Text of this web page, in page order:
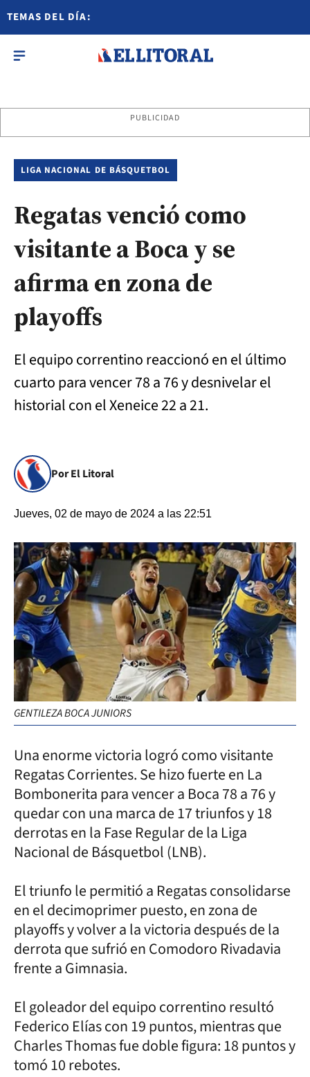
TEMAS DEL DÍA:
PUBLICIDAD
LIGA NACIONAL DE BÁSQUETBOL
Regatas venció como
visitante a Boca y se
afirma en zona de
playoffs
El equipo correntino reaccionó en el último
cuarto para vencer 78 a 76 y desnivelar el
historial con el Xeneice 22 a 21.
Por El Litoral
Jueves, 02 de mayo de 2024 a las 22:51
GENTILEZA BOCA JUNIORS
Una enorme victoria logró como visitante
Regatas Corrientes. Se hizo fuerte en La
Bombonerita para vencer a Boca 78 a 76 y
quedar con una marca de 17 triunfos y 18
derrotas en la Fase Regular de la Liga
Nacional de Básquetbol (LNB).
El triunfo le permitió a Regatas consolidarse
en el decimoprimer puesto, en zona de
playoffs y volver a la victoria después de la
derrota que sufrió en Comodoro Rivadavia
frente a Gimnasia.
El goleador del equipo correntino resultó
Federico Elías con 19 puntos, mientras que
Charles Thomas fue doble figura: 18 puntos y
tomó 10 rebotes.